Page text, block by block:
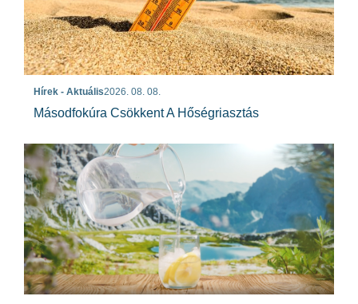
Hírek - Aktuális2026. 08. 08.
Másodfokúra Csökkent A Hőségriasztás